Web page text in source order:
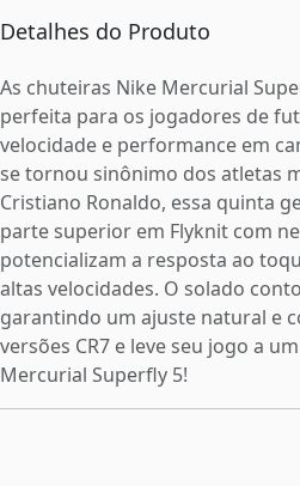
Detalhes do Produto
As chuteiras Nike Mercurial
perfeita para os jogadores de
velocidade e performance em
se tornou sinônimo dos atletas
Cristiano Ronaldo, essa quinta
parte superior em Flyknit com
potencializam a resposta ao
altas velocidades. O solado
garantindo um ajuste natural e
versões CR7 e leve seu jogo a
Mercurial Superfly 5!